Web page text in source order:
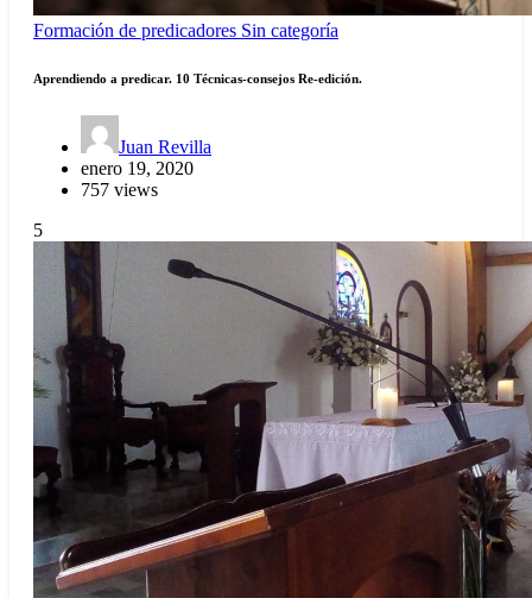
Formación de predicadores Sin categoría
Aprendiendo a predicar. 10 Técnicas-consejos Re-edición.
Juan Revilla
enero 19, 2020
757 views
5